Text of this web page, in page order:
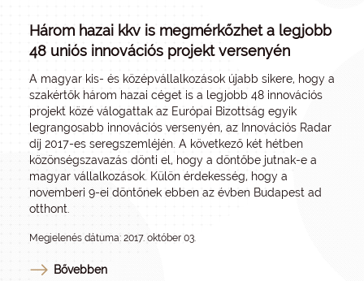
Három hazai kkv is megmérkőzhet a legjobb
48 uniós innovációs projekt versenyén
A magyar kis- és középvállalkozások újabb sikere, hogy a
szakértők három hazai céget is a legjobb 48 innovációs
projekt közé válogattak az Európai Bizottság egyik
legrangosabb innovációs versenyén, az Innovációs Radar
díj 2017-es seregszemléjén. A következő két hétben
közönségszavazás dönti el, hogy a döntőbe jutnak-e a
magyar vállalkozások. Külön érdekesség, hogy a
novemberi 9-ei döntőnek ebben az évben Budapest ad
otthont.
Megjelenés dátuma: 2017. október 03.
Bővebben